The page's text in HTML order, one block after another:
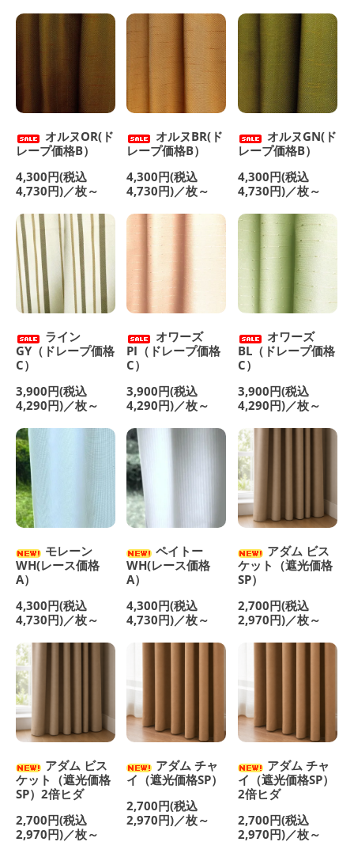
オルヌOR(ド
レープ価格B）
4,300円(税込
4,730円)／枚～
オルヌBR(ド
レープ価格B）
4,300円(税込
4,730円)／枚～
オルヌGN(ド
レープ価格B）
4,300円(税込
4,730円)／枚～
ライン
GY（ドレープ価格
C）
3,900円(税込
4,290円)／枚～
オワーズ
PI（ドレープ価格
C）
3,900円(税込
4,290円)／枚～
オワーズ
BL（ドレープ価格
C）
3,900円(税込
4,290円)／枚～
モレーン
WH(レース価格
A）
4,300円(税込
4,730円)／枚～
ペイトー
WH(レース価格
A）
4,300円(税込
4,730円)／枚～
アダム ビス
ケット（遮光価格
SP）
2,700円(税込
2,970円)／枚～
アダム ビス
ケット（遮光価格
SP）2倍ヒダ
2,700円(税込
2,970円)／枚～
アダム チャ
イ（遮光価格SP）
2,700円(税込
2,970円)／枚～
アダム チャ
イ（遮光価格SP）
2倍ヒダ
2,700円(税込
2,970円)／枚～